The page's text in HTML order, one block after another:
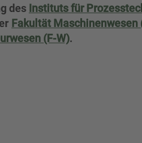
des Instituts für
Fakultät Maschinenwesen
(F-W).